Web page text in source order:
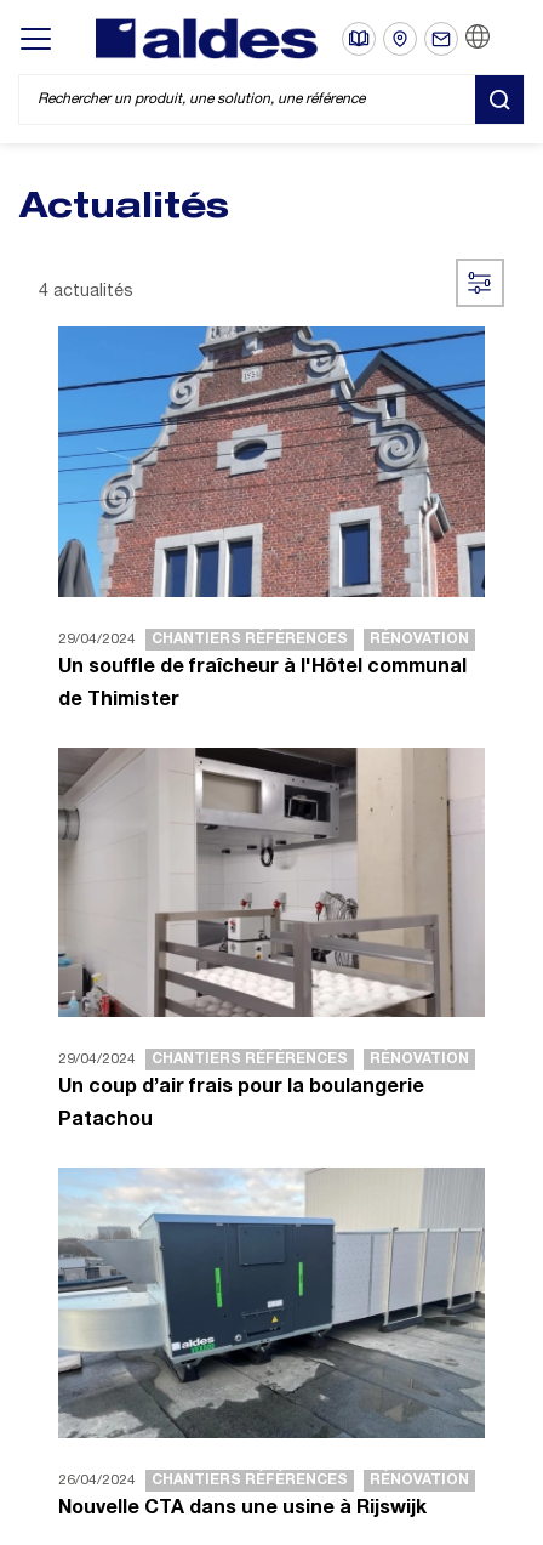
Display/hide main menu
Actualités
4 actualités
29/04/2024 CHANTIERS RÉFÉRENCES RÉNOVATION
Un souffle de fraîcheur à l'Hôtel communal
de Thimister
29/04/2024 CHANTIERS RÉFÉRENCES RÉNOVATION
Un coup d’air frais pour la boulangerie
Patachou
26/04/2024 CHANTIERS RÉFÉRENCES RÉNOVATION
Nouvelle CTA dans une usine à Rijswijk